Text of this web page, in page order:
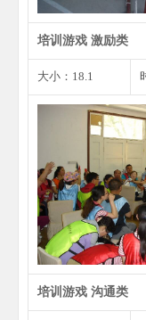
培训游戏 激励类
大小：18.1
见面3分钟时是
象的最重要的
培训游戏 沟通类